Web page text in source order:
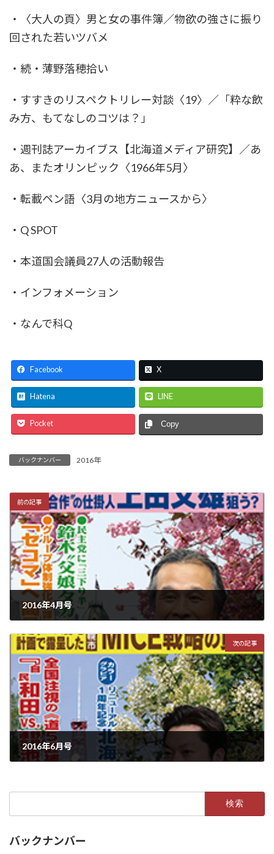
・〈大人の頁〉男と女の事件簿／物欲の強さに振り
回された若いツバメ
・続・薄野落穂拾い
・すすきのリスペクトリレー対談〈19〉／「粋な飲
み方、もてなしのコツは？」
・週刊誌アーカイブス【北海道メディア研究】／あ
あ、またオリンピック〈1966年5月〉
・転載ペン語〈3月の地方ニュースから〉
・Q SPOT
・本道国会議員27人の活動報告
・インフォメーション
・なんで科Q
Facebook X
Hatena LINE
Pocket Copy
バックナンバー 2016年
前の記事
2016年4月号
次の記事
2016年6月号
バックナンバー